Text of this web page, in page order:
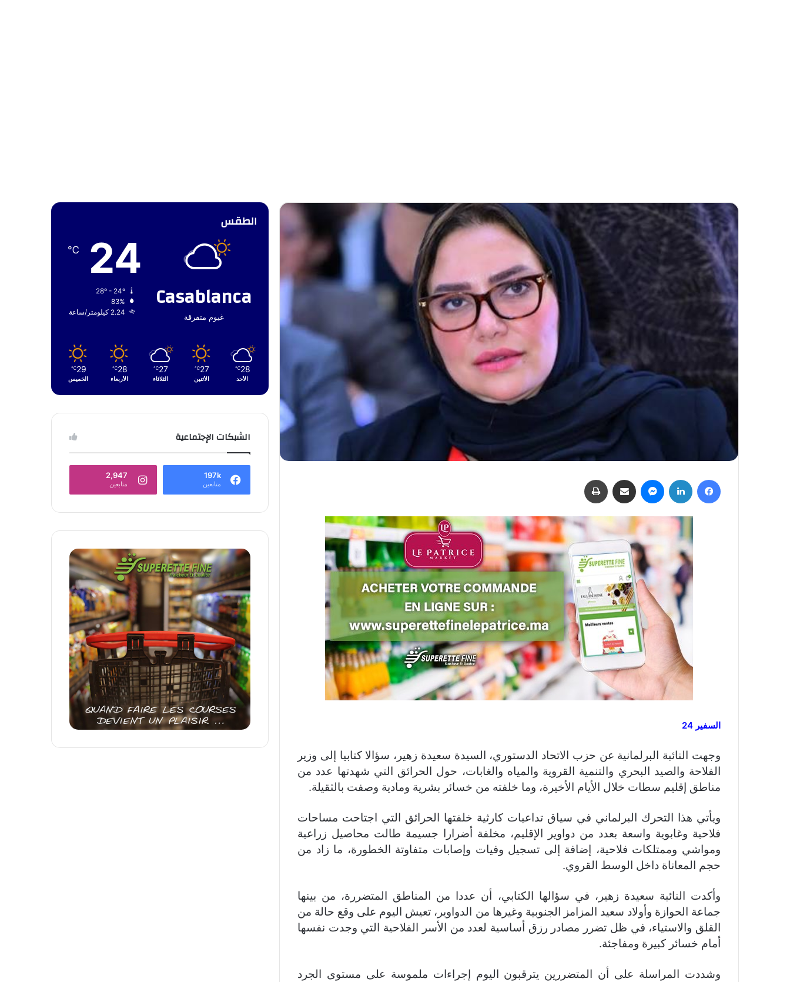
فيسبوك لينكدإن ماسنجر مشاركة عبر البريد
السفير 24
وجهت النائبة البرلمانية عن حزب الاتحاد الدستوري، السيدة سعيدة زهير، سؤالا كتابيا إلى وزير
الفلاحة والصيد البحري والتنمية القروية والمياه والغابات، حول الحرائق التي شهدتها عدد من
مناطق إقليم سطات خلال الأيام الأخيرة، وما خلفته من خسائر بشرية ومادية وصفت بالثقيلة.
ويأتي هذا التحرك البرلماني في سياق تداعيات كارثية خلفتها الحرائق التي اجتاحت مساحات
فلاحية وغابوية واسعة بعدد من دواوير الإقليم، مخلفة أضرارا جسيمة طالت محاصيل زراعية
ومواشي وممتلكات فلاحية، إضافة إلى تسجيل وفيات وإصابات متفاوتة الخطورة، ما زاد من
حجم المعاناة داخل الوسط القروي.
وأكدت النائبة سعيدة زهير، في سؤالها الكتابي، أن عددا من المناطق المتضررة، من بينها
جماعة الحوازة وأولاد سعيد المزامز الجنوبية وغيرها من الدواوير، تعيش اليوم على وقع حالة من
القلق والاستياء، في ظل تضرر مصادر رزق أساسية لعدد من الأسر الفلاحية التي وجدت نفسها
أمام خسائر كبيرة ومفاجئة.
وشددت المراسلة على أن المتضررين يترقبون اليوم إجراءات ملموسة على مستوى الجرد
الطقس
Casablanca
غيوم متفرقة
24
℃
83%
2.24 كيلومتر/ساعة
28
℃
الأحد
27
℃
الأثنين
27
℃
الثلاثاء
28
℃
الأربعاء
29
℃
الخميس
الشبكات الإجتماعية
197k
متابعين
2,947
متابعين